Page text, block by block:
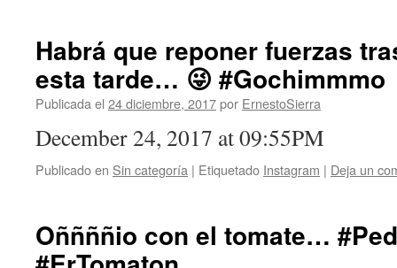
Habrá que reponer fuerzas
esta tarde… 😜 #Gochimmmo
Publicada el 24 diciembre, 2017por ErnestoSierra
December 24, 2017 at 09:55PM
Publicado en Sin categoría | Etiquetado Instagram | Deja un
Oññññio con el tomate…